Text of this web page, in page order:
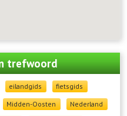
trefwoord
eilandgids
fietsgids
Midden-Oosten
Nederland